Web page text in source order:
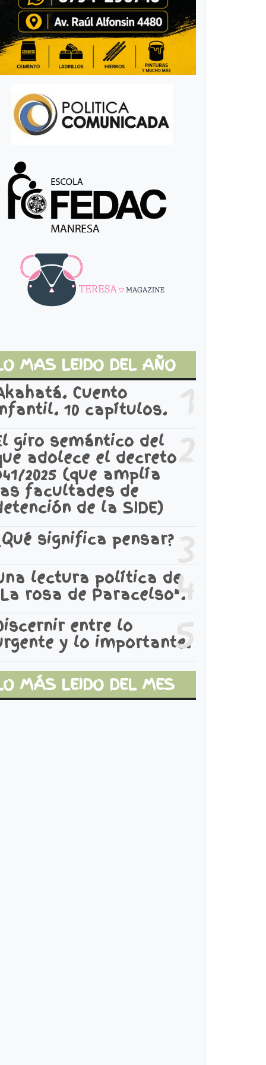
MAS LEIDO DEL AÑO
1
Cuento
10 capítulos.
2
giro semántico del
adolece el decreto
2025 (que amplía
facultades de
de la SIDE)
3
significa pensar?
4
lectura política de
rosa de Paracelso".
5
entre lo
y lo importante.
MÁS LEIDO DEL MES